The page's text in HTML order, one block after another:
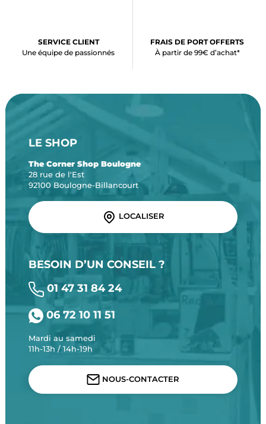
SERVICE CLIENT
Une équipe de passionnés
FRAIS DE PORT OFFERTS
À partir de 99€ d’achat*
LE SHOP
The Corner Shop Boulogne
28 rue de l'Est
92100 Boulogne-Billancourt
LOCALISER
BESOIN D’UN CONSEIL ?
01 47 31 84 24
06 72 10 11 51
Mardi au samedi
11h-13h / 14h-19h
NOUS-CONTACTER